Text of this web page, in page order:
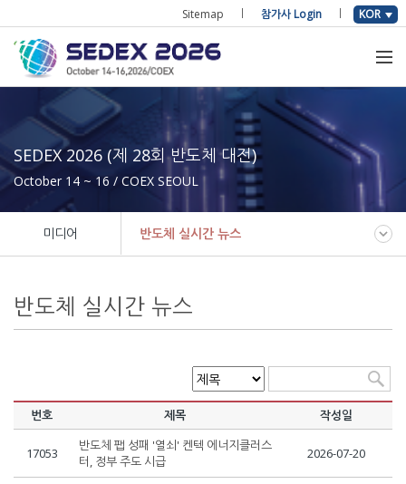
Sitemap 참가사 Login KOR
SEDEX 2026 (제 28회 반도체 대전)
October 14 ~ 16 / COEX SEOUL
미디어 반도체 실시간 뉴스
반도체 실시간 뉴스
번호 제목 작성일
17053
반도체 팹 성패 '열쇠' 켄텍 에너지클러스
터, 정부 주도 시급
2026-07-20